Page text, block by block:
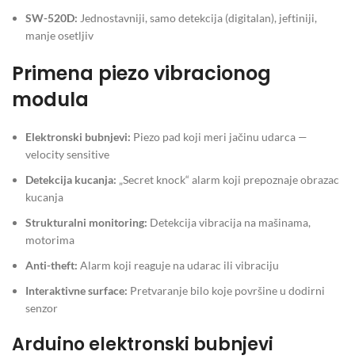
SW-520D: Jednostavniji, samo detekcija (digitalan), jeftiniji,
manje osetljiv
Primena piezo vibracionog
modula
Elektronski bubnjevi: Piezo pad koji meri jačinu udarca —
velocity sensitive
Detekcija kucanja: „Secret knock“ alarm koji prepoznaje obrazac
kucanja
Strukturalni monitoring: Detekcija vibracija na mašinama,
motorima
Anti-theft: Alarm koji reaguje na udarac ili vibraciju
Interaktivne surface: Pretvaranje bilo koje površine u dodirni
senzor
Arduino elektronski bubnjevi